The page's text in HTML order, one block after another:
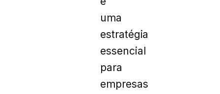
uma
estratégia
essencial
para
empresas